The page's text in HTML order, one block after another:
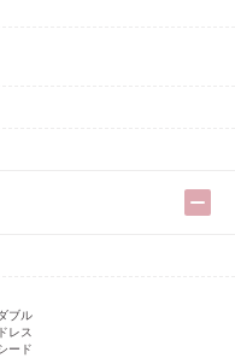
ブル
レス
ード